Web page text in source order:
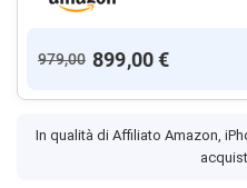
979,00 899,00 €
In qualità di Affiliato Amazon,